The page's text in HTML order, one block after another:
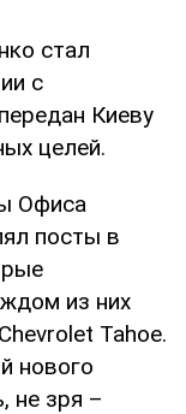
стал
с
Киеву
целей.
Офиса
посты в
из них
Tahoe.
нового
не зря –